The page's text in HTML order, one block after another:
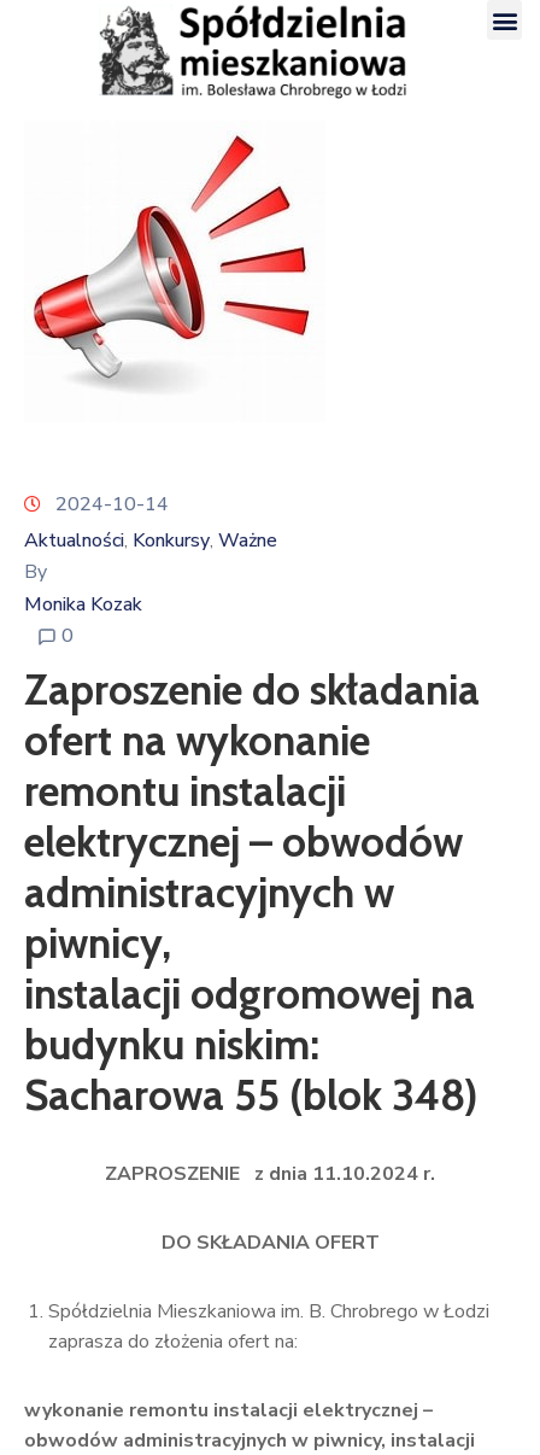
2024-10-14
Aktualności‚ Konkursy‚ Ważne
By
Monika Kozak
0
Zaproszenie do składania
ofert na wykonanie
remontu instalacji
elektrycznej – obwodów
administracyjnych w
piwnicy,
instalacji odgromowej na
budynku niskim:
Sacharowa 55 (blok 348)
ZAPROSZENIE z dnia 11.10.2024 r.
DO SKŁADANIA OFERT
Spółdzielnia Mieszkaniowa im. B. Chrobrego w Łodzi
zaprasza do złożenia ofert na:
wykonanie remontu instalacji elektrycznej –
obwodów administracyjnych w piwnicy, instalacji